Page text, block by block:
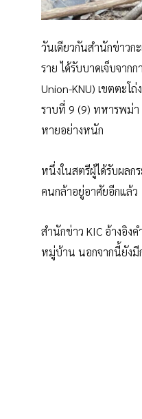
วันเดียวกันสำนักข่าวก
ราย ได้รับบาดเจ็บจาก
Union-KNU) เขตตะโ
ราบที่ 9 (9) ทหารพม่า
หายอย่างหนัก
หนึ่งในสตรีผู้ได้รับผลก
คนกล้าอยู่อาศัยอีกแล้ว
สำนักข่าว KIC อ้างอิง
หมู่บ้าน นอกจากนี้ยังมี